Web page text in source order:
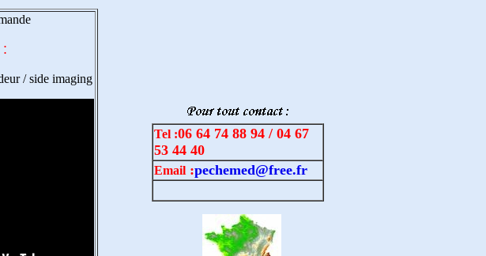
/ side imaging
Tel :06 64 74 88 94 / 04 67
53 44 40
Email :pechemed@free.fr